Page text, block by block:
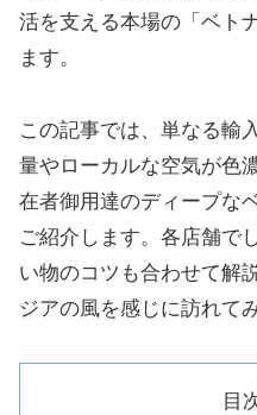
活を支える本場の「ベト
ます。
この記事では、単なる輸
量やローカルな空気が色
在者御用達のディープな
ご紹介します。各店舗で
い物のコツも合わせて解
ジアの風を感じに訪れて
目